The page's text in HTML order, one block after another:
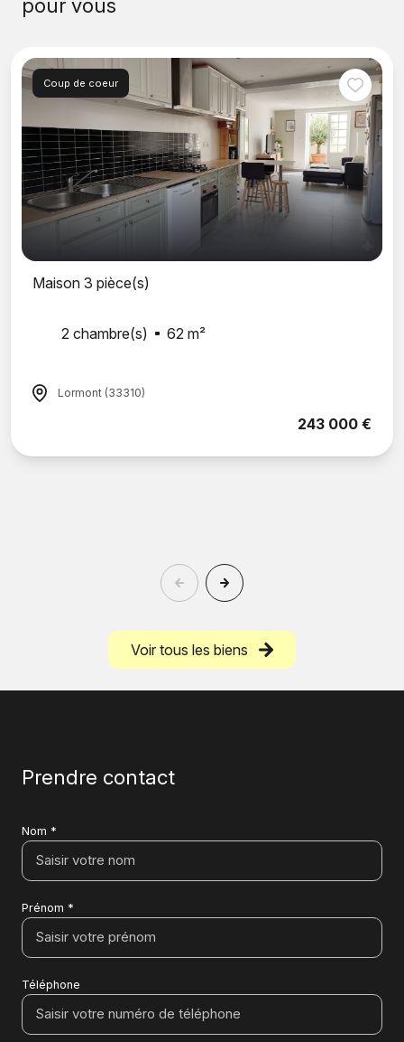
pour vous
Coup de coeur
Maison 3 pièce(s)
2 chambre(s) 62 m²
Lormont (33310)
243 000 €
Voir tous les biens
Prendre contact
Nom *
Prénom *
Téléphone